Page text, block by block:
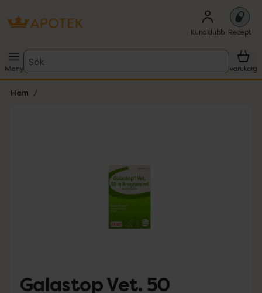
Kundklubb Recept
Meny
Sök
Varukorg
Hem
Galastop Vet. 50